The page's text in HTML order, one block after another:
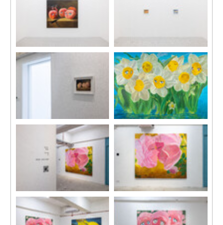
《賢者時間》，2023
布面丙烯
179.5 x 200 cm
展覽現場，「方媛、賈一瑞、
劉茵及邵若然」，馬凌畫廊灣
仔空間，2023
《桃子》，2023
裝裱尺寸：28.5 x 33.5 cm
《水仙》，2023
布面丙烯
156.5 x 224 cm
展覽現場，“春”，馬凌畫廊田
灣工作室，2023
《兩朵親吻的玫瑰》，2023
布面丙烯
177.5 x 205.4 cm